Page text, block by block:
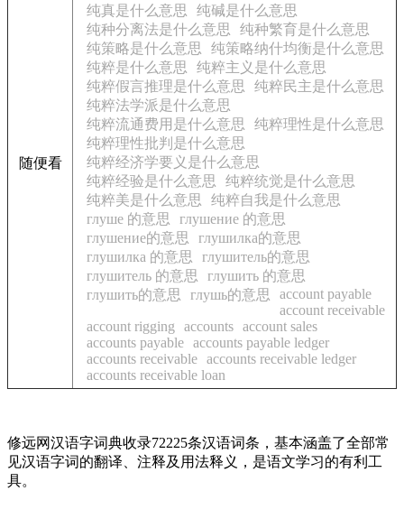
随便看
纯真是什么意思
纯碱是什么意思
纯种分离法是什么意思
纯种繁育是什么意思
纯策略是什么意思
纯策略纳什均衡是什么意思
纯粹是什么意思
纯粹主义是什么意思
纯粹假言推理是什么意思
纯粹民主是什么意思
纯粹法学派是什么意思
纯粹流通费用是什么意思
纯粹理性是什么意思
纯粹理性批判是什么意思
纯粹经济学要义是什么意思
纯粹经验是什么意思
纯粹统觉是什么意思
纯粹美是什么意思
纯粹自我是什么意思
глуше 的意思
глушение 的意思
глушение的意思
глушилка的意思
глушилка 的意思
глушитель的意思
глушитель 的意思
глушить 的意思
глушить的意思
глушь的意思
account payable
account receivable
account rigging
accounts account sales
accounts payable accounts payable ledger
accounts receivable accounts receivable ledger
accounts receivable loan
修远网汉语字词典收录72225条汉语词条，基本涵盖了全部常
见汉语字词的翻译、注释及用法释义，是语文学习的有利工
具。